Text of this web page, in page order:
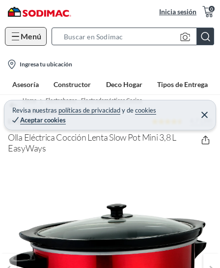
Inicia sesión 0
Menú
c
h
B
r
a
o
n
Ingresa tu ubicación
Asesoría Constructor Deco Hogar Tipos de Entrega
Revisa nuestras políticas de privacidadydecookies
Aceptar cookies
C
e
r
a
r
Home
Electrohogar - Electrodomésticos Cocina
Ollas eléctricas y arroceras
EASYWAYS 4.7 (39)
Olla Eléctrica Cocción Lenta Slow Pot Mini 3,8 L
EasyWays